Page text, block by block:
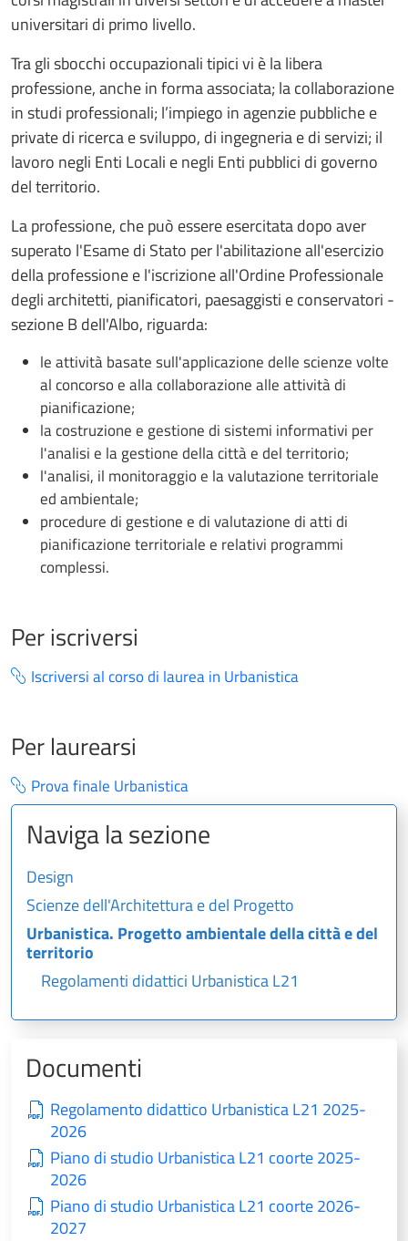
universitari di primo livello.
Tra gli sbocchi occupazionali tipici vi è la libera
professione, anche in forma associata; la collaborazione
in studi professionali; l’impiego in agenzie pubbliche e
private di ricerca e sviluppo, di ingegneria e di servizi; il
lavoro negli Enti Locali e negli Enti pubblici di governo
del territorio.
La professione, che può essere esercitata dopo aver
superato l'Esame di Stato per l'abilitazione all'esercizio
della professione e l'iscrizione all'Ordine Professionale
degli architetti, pianificatori, paesaggisti e conservatori -
sezione B dell'Albo, riguarda:
le attività basate sull'applicazione delle scienze volte
al concorso e alla collaborazione alle attività di
pianificazione;
la costruzione e gestione di sistemi informativi per
l'analisi e la gestione della città e del territorio;
l'analisi, il monitoraggio e la valutazione territoriale
ed ambientale;
procedure di gestione e di valutazione di atti di
pianificazione territoriale e relativi programmi
complessi.
Per iscriversi
Iscriversi al corso di laurea in Urbanistica
Per laurearsi
Prova finale Urbanistica
Naviga la sezione
Design
Scienze dell'Architettura e del Progetto
Urbanistica. Progetto ambientale della città e del
territorio
Regolamenti didattici Urbanistica L21
Documenti
Regolamento didattico Urbanistica L21 2025-
2026
Piano di studio Urbanistica L21 coorte 2025-
2026
Piano di studio Urbanistica L21 coorte 2026-
2027